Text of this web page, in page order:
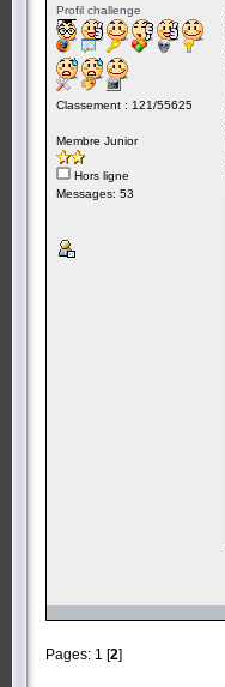
Profil challenge
Classement : 121/55625
Membre Junior
Hors ligne
Messages: 53
Pages: 1 [2]